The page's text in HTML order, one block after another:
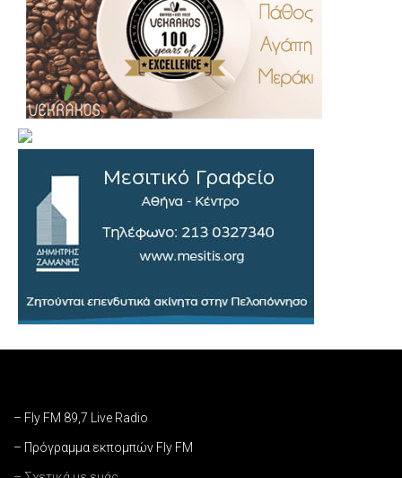
– Fly FM 89,7 Live Radio
– Πρόγραμμα εκπομπών Fly FM